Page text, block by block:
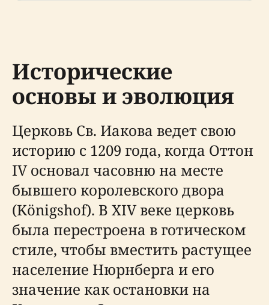
Исторические
основы и эволюция
Церковь Св. Иакова ведет свою
историю с 1209 года, когда Оттон
IV основал часовню на месте
бывшего королевского двора
(Königshof). В XIV веке церковь
была перестроена в готическом
стиле, чтобы вместить растущее
население Нюрнберга и его
значение как остановки на